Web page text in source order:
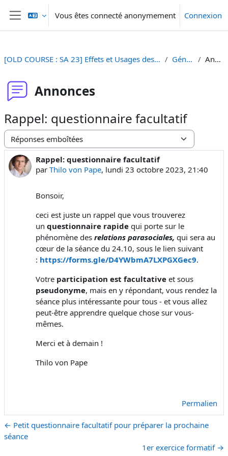
Passer au contenu principal
Panneau latéral
Vous êtes connecté anonymement Connexion
[OLD COURSE : SA 23] Effets et Usages des Médias et Nouveaux Médias Généralités Annonces
Annonces
Rappel: questionnaire facultatif
Type d’affichage
Rappel: questionnaire facultatif
par Thilo von Pape, lundi 23 octobre 2023, 21:40
Nombre de réponses : 0
Bonsoir,
ceci est juste un rappel que vous trouverez
un questionnaire rapide qui porte sur le
phénomène des relations parasociales, qui sera au
cœur de la séance du 24.10, sous le lien suivant
: https://forms.gle/D4YWbmA7LXPGXGec9.
Votre participation est facultative et sous
pseudonyme, mais en y répondant, vous rendez la
séance plus intéressante pour tous - et vous allez
peut-être apprendre quelque chose sur vous-
mêmes.
Merci et à demain !
Thilo von Pape
Permalien
← Petit questionnaire facultatif pour préparer la prochaine
séance
1er exercice formatif →